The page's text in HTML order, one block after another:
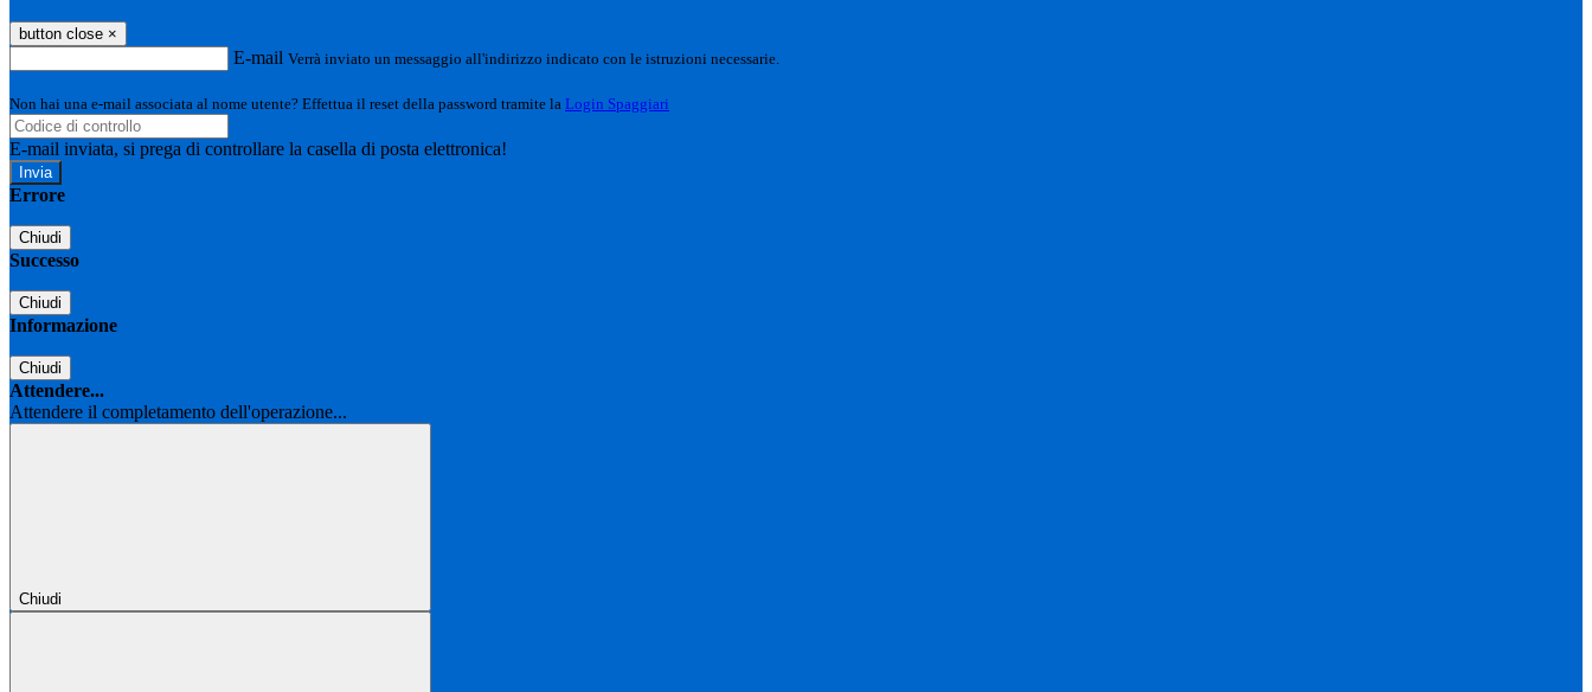
button close ×
E-mail Verrà inviato un messaggio all'indirizzo indicato con le istruzioni necessarie.
Non hai una e-mail associata al nome utente? Effettua il reset della password tramite la Login Spaggiari
E-mail inviata, si prega di controllare la casella di posta elettronica!
Errore
Chiudi
Successo
Chiudi
Informazione
Chiudi
Attendere...
Attendere il completamento dell'operazione...
Chiudi